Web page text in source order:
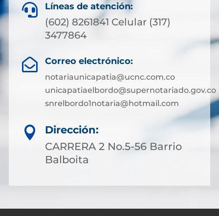
 Líneas de atención:
(602) 8261841 Celular (317)
3477864
 Correo electrónico:
notariaunicapatia@ucnc.com.co
unicapatiaelbordo@supernotariado.gov.co
snrelbordo1notaria@hotmail.com

Dirección:
CARRERA 2 No.5-56 Barrio
Balboita